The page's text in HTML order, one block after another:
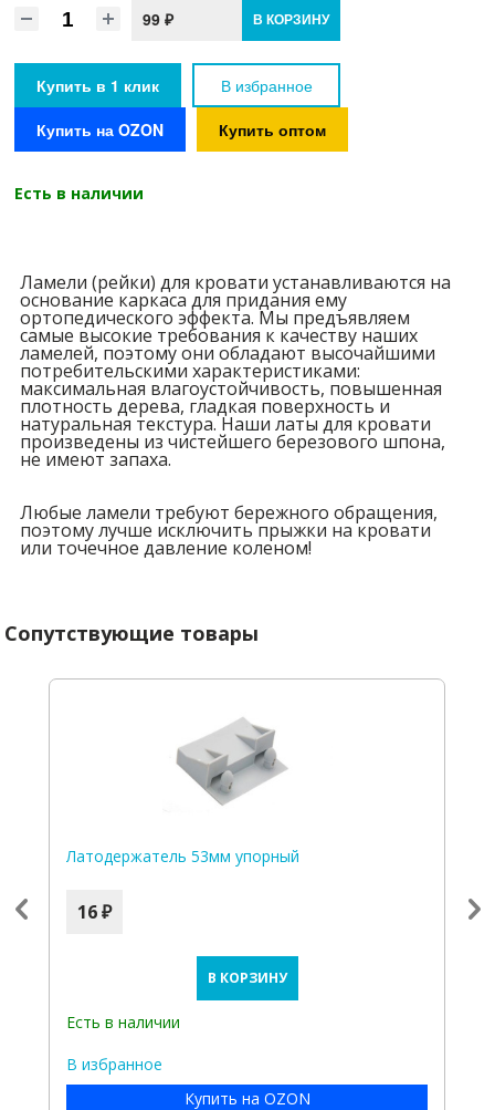
99 ₽ В КОРЗИНУ
Купить в 1 клик
В избранное
Купить на OZON
Купить оптом
Есть в наличии
Ламели (рейки) для кровати устанавливаются на
основание каркаса для придания ему
ортопедического эффекта. Мы предъявляем
самые высокие требования к качеству наших
ламелей, поэтому они обладают высочайшими
потребительскими характеристиками:
максимальная влагоустойчивость, повышенная
плотность дерева, гладкая поверхность и
натуральная текстура. Наши латы для кровати
произведены из чистейшего березового шпона,
не имеют запаха.
Любые ламели требуют бережного обращения,
поэтому лучше исключить прыжки на кровати
или точечное давление коленом!
Сопутствующие товары
Латодержатель 53мм упорный
16 ₽
В КОРЗИНУ
Есть в наличии
В избранное
Купить на OZON